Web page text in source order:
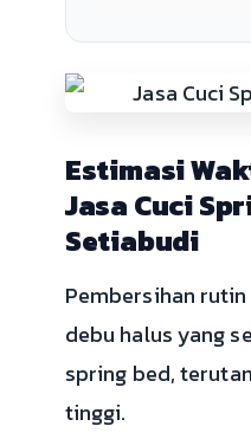
Estimasi
Jasa Cuci
Setiabudi
Pembersihan
debu halus yang
spring bed,
tinggi.